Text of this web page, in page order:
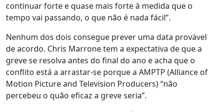
continuar forte e quase mais forte à medida que o
tempo vai passando, o que não é nada fácil”.
Nenhum dos dois consegue prever uma data provável
de acordo. Chris Marrone tem a expectativa de que a
greve se resolva antes do final do ano e acha que o
conflito está a arrastar-se porque a AMPTP (Alliance of
Motion Picture and Television Producers) “não
percebeu o quão eficaz a greve seria”.